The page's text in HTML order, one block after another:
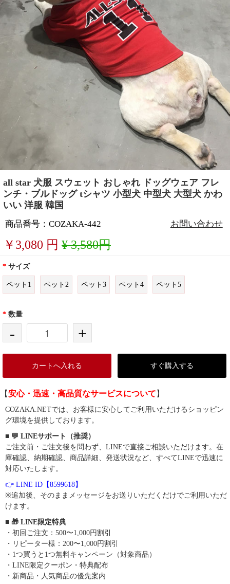
all star 犬服 スウェット おしゃれ ドッグウェア フレ
ンチ・ブルドッグ tシャツ 小型犬 中型犬 大型犬 かわ
いい 洋服 韓国
商品番号：COZAKA-442 お問い合わせ
￥ 3,080 円 ¥ 3,580円
* サイズ
ペット1 ペット2 ペット3 ペット4 ペット5
* 数量
- +
カートへ入れる すぐ購入する
【安心・迅速・高品質なサービスについて 】
COZAKA.NETでは、お客様に安心してご利用いただけるショッピン
グ環境を提供しております。
■ 💬 LINEサポート（推奨）
ご注文前・ご注文後を問わず、LINEで直接ご相談いただけます。在
庫確認、納期確認、商品詳細、発送状況など、すべてLINEで迅速に
対応いたします。
👉 LINE ID【8599618】
※追加後、そのままメッセージをお送りいただくだけでご利用いただ
けます。
■ 🎁 LINE限定特典
・初回ご注文：500〜1,000円割引
・リピーター様：200〜1,000円割引
・1つ買うと1つ無料キャンペーン（対象商品）
・LINE限定クーポン・特典配布
・新商品・人気商品の優先案内